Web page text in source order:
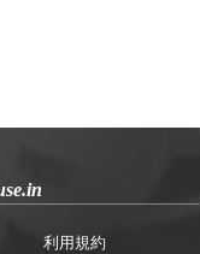
利用規約